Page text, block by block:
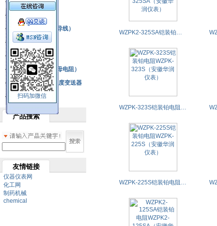
扫码加微信
热电偶
热电偶补偿电缆（导线）
振动传感器
热电阻
铂热电阻元件（云母电阻）
SBW系列一体化温度变送器
双金属温度计
产品搜索
友情链接
仪器仪表网
化工网
制药机械
chemical
WZPK2-325SA铠装铂电阻WZPK2-325SA（安徽华润仪表）
WZPK-323S铠装铂电阻WZPK-323S（安徽华润仪表）
WZPK-225S铠装铂电阻WZPK-225S（安徽华润仪表）